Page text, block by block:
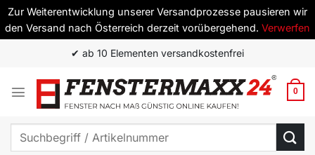
Zur Weiterentwicklung unserer Versandprozesse pausieren wir
den Versand nach Österreich derzeit vorübergehend. Verwerfen
springen
✔ ab 10 Elementen versandkostenfrei
0
Suchen